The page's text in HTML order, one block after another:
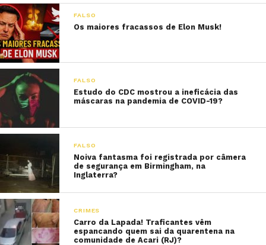
FALSO
Os maiores fracassos de Elon Musk!
FALSO
Estudo do CDC mostrou a ineficácia das
máscaras na pandemia de COVID-19?
FALSO
Noiva fantasma foi registrada por câmera
de segurança em Birmingham, na
Inglaterra?
CRIMES
Carro da Lapada! Traficantes vêm
espancando quem sai da quarentena na
comunidade de Acari (RJ)?